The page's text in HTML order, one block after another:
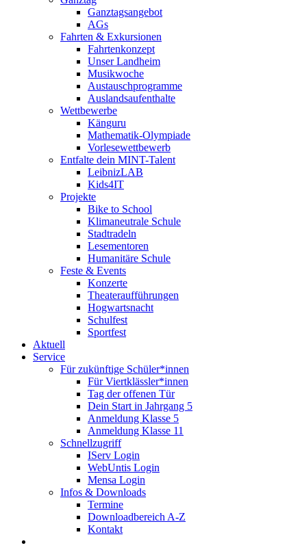
Ganztagsangebot
AGs
Fahrten & Exkursionen
Fahrtenkonzept
Unser Landheim
Musikwoche
Austauschprogramme
Auslandsaufenthalte
Wettbewerbe
Känguru
Mathematik-Olympiade
Vorlesewettbewerb
Entfalte dein MINT-Talent
LeibnizLAB
Kids4IT
Projekte
Bike to School
Klimaneutrale Schule
Stadtradeln
Lesementoren
Humanitäre Schule
Feste & Events
Konzerte
Theateraufführungen
Hogwartsnacht
Schulfest
Sportfest
Aktuell
Service
Für zukünftige Schüler*innen
Für Viertklässler*innen
Tag der offenen Tür
Dein Start in Jahrgang 5
Anmeldung Klasse 5
Anmeldung Klasse 11
Schnellzugriff
IServ Login
WebUntis Login
Mensa Login
Infos & Downloads
Termine
Downloadbereich A-Z
Kontakt